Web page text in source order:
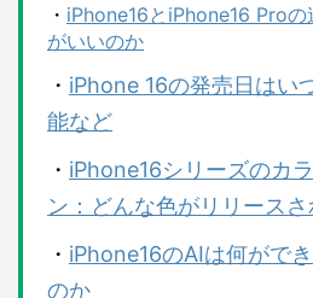
・ iPhone16とiPhone16 Proの
がいいのか
・ iPhone 16の発売日はい
能など
・ iPhone16シリーズのカ
ン：どんな色がリリースさ
・ iPhone16のAIは何がで
のか